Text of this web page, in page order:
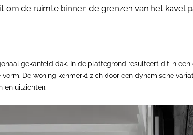
om de ruimte binnen de grenzen van het kavel
gekanteld dak. In de plattegrond resulteert dit in
De woning kenmerkt zich door een dynamische
en uitzichten.